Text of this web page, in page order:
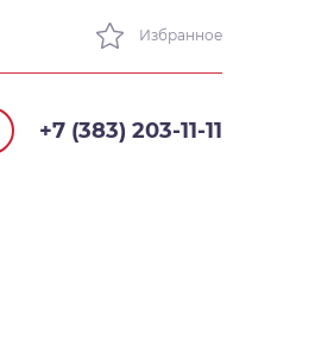
Избранное
+7 (383) 203-11-11